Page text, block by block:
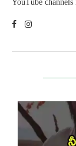
YouTube channels